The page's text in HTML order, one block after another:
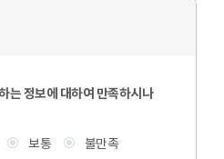
는 정보에 대하여 만족하시나
보통
불만족